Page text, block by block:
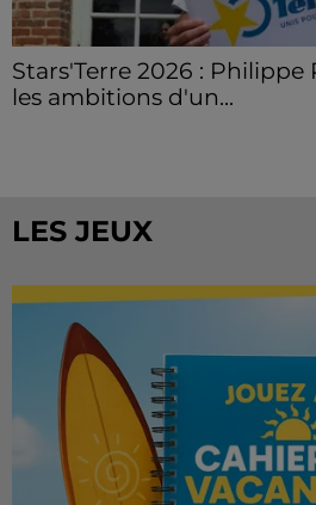
Stars'Terre 2026 :
les ambitions d'un...
LES JEUX